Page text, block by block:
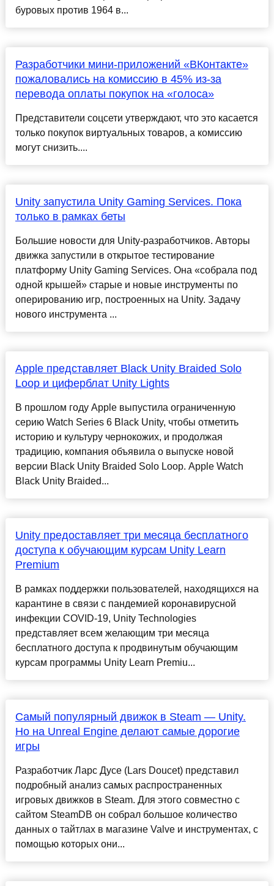
буровых против 1964 в...
Разработчики мини-приложений «ВКонтакте»
пожаловались на комиссию в 45% из-за
перевода оплаты покупок на «голоса»
Представители соцсети утверждают, что это касается
только покупок виртуальных товаров, а комиссию
могут снизить....
Unity запустила Unity Gaming Services. Пока
только в рамках беты
Большие новости для Unity-разработчиков. Авторы
движка запустили в открытое тестирование
платформу Unity Gaming Services. Она «собрала под
одной крышей» старые и новые инструменты по
оперированию игр, построенных на Unity. Задачу
нового инструмента ...
Apple представляет Black Unity Braided Solo
Loop и циферблат Unity Lights
В прошлом году Apple выпустила ограниченную
серию Watch Series 6 Black Unity, чтобы отметить
историю и культуру чернокожих, и продолжая
традицию, компания объявила о выпуске новой
версии Black Unity Braided Solo Loop. Apple Watch
Black Unity Braided...
Unity предоставляет три месяца бесплатного
доступа к обучающим курсам Unity Learn
Premium
В рамках поддержки пользователей, находящихся на
карантине в связи с пандемией коронавирусной
инфекции COVID-19, Unity Technologies
представляет всем желающим три месяца
бесплатного доступа к продвинутым обучающим
курсам программы Unity Learn Premiu...
Самый популярный движок в Steam — Unity.
Но на Unreal Engine делают самые дорогие
игры
Разработчик Ларс Дусе (Lars Doucet) представил
подробный анализ самых распространенных
игровых движков в Steam. Для этого совместно с
сайтом SteamDB он собрал большое количество
данных о тайтлах в магазине Valve и инструментах, с
помощью которых они...